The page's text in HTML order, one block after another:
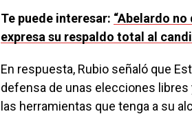
Te puede interesar: “Abelardo
expresa su respaldo total al
En respuesta, Rubio señaló que
defensa de unas elecciones
las herramientas que tenga a su